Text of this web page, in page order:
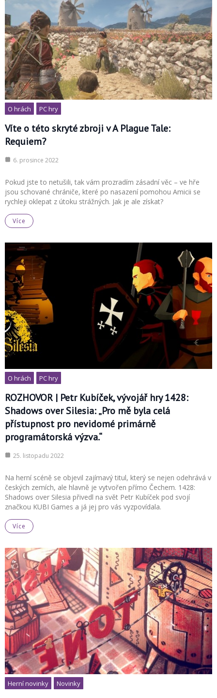
O hrách PC hry
Víte o této skryté zbroji v A Plague Tale:
Requiem?
6. prosince 2022
Pokud jste to netušili, tak vám prozradím zásadní věc – ve hře
jsou schované chrániče, které po nasazení pomohou Amicii se
rychleji oklepat z útoku strážných. Jak je ale získat?
Více
O hrách PC hry
ROZHOVOR | Petr Kubíček, vývojář hry 1428:
Shadows over Silesia: „Pro mě byla celá
přístupnost pro nevidomé primárně
programátorská výzva.“
25. listopadu 2022
Na herní scéně se objevil zajímavý titul, který se nejen odehrává v
českých zemích, ale hlavně je vytvořen přímo Čechem. 1428:
Shadows over Silesia přivedl na svět Petr Kubíček pod svojí
značkou KUBI Games a já jej pro vás vyzpovídala.
Více
Herní novinky Novinky